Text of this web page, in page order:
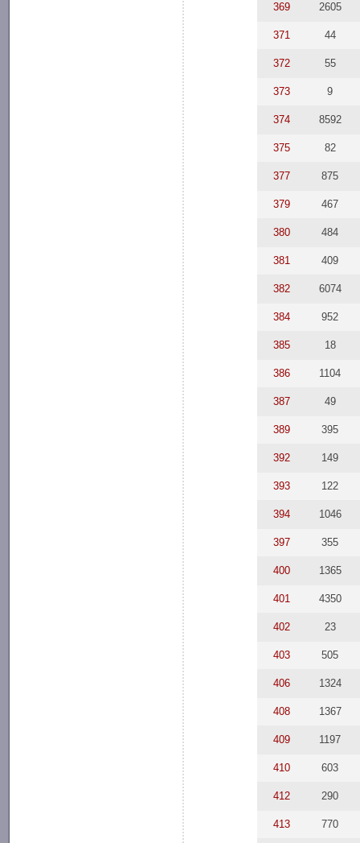
369 2605
371 44
372 55
373 9
374 8592
375 82
377 875
379 467
380 484
381 409
382 6074
384 952
385 18
386 1104
387 49
389 395
392 149
393 122
394 1046
397 355
400 1365
401 4350
402 23
403 505
406 1324
408 1367
409 1197
410 603
412 290
413 770